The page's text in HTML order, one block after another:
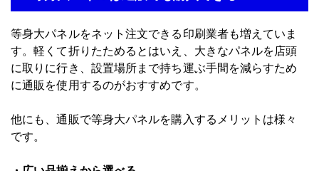
等身大パネルをネット注文できる印刷業者も増えていま
す。軽くて折りたためるとはいえ、大きなパネルを店頭
に取りに行き、設置場所まで持ち運ぶ手間を減らすため
に通販を使用するのがおすすめです。
他にも、通販で等身大パネルを購入するメリットは様々
です。